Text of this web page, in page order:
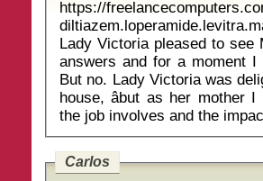
https://
Lady Victoria pleased to see
answers and for a moment
But no. Lady Victoria was
house, âbut as her
Carlos